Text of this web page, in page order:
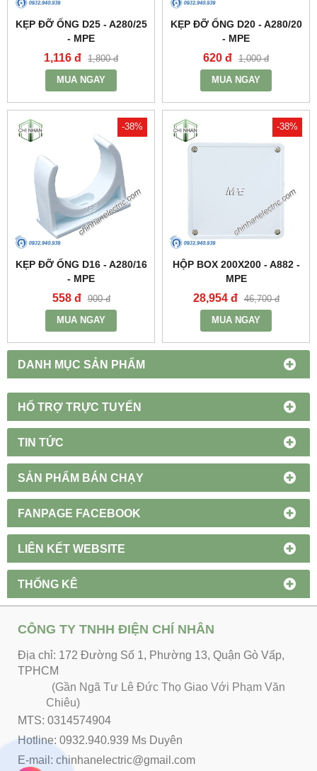
DANH MỤC SẢN PHẨM
HỔ TRỢ TRỰC TUYẾN
TIN TỨC
SẢN PHẨM BÁN CHẠY
FANPAGE FACEBOOK
LIÊN KẾT WEBSITE
THỐNG KÊ
KẸP ĐỠ ỐNG D25 - A280/25
- MPE
1,116 đ 1,800 đ
MUA NGAY
KẸP ĐỠ ỐNG D20 - A280/20
- MPE
620 đ 1,000 đ
MUA NGAY
-38%
KẸP ĐỠ ỐNG D16 - A280/16
- MPE
558 đ 900 đ
MUA NGAY
-38%
HỘP BOX 200X200 - A882 -
MPE
28,954 đ 46,700 đ
MUA NGAY
CÔNG TY TNHH ĐIỆN CHÍ NHÂN
Địa chỉ: 172 Đường Số 1, Phường 13, Quận Gò Vấp,
TPHCM
(Gần Ngã Tư Lê Đức Thọ Giao Với Phạm Văn
Chiêu)
MTS: 0314574904
Hotline: 0932.940.939 Ms Duyên
E-mail: chinhanelectric@gmail.com